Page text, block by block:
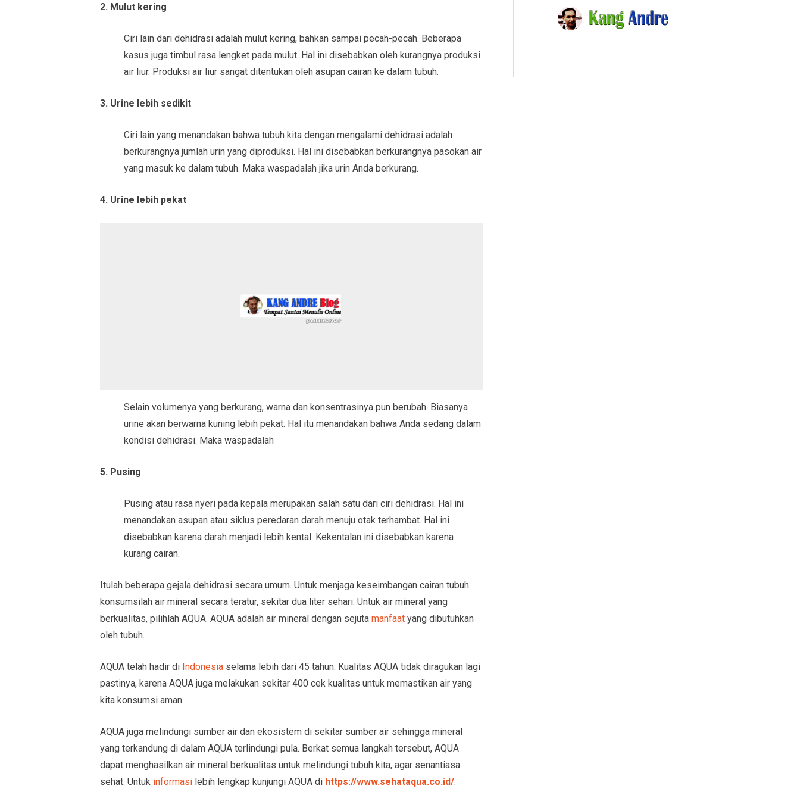
2. Mulut kering
Ciri lain dari dehidrasi adalah mulut kering, bahkan sampai pecah-pecah. Beberapa
kasus juga timbul rasa lengket pada mulut. Hal ini disebabkan oleh kurangnya produksi
air liur. Produksi air liur sangat ditentukan oleh asupan cairan ke dalam tubuh.
3. Urine lebih sedikit
Ciri lain yang menandakan bahwa tubuh kita dengan mengalami dehidrasi adalah
berkurangnya jumlah urin yang diproduksi. Hal ini disebabkan berkurangnya pasokan air
yang masuk ke dalam tubuh. Maka waspadalah jika urin Anda berkurang.
4. Urine lebih pekat
Selain volumenya yang berkurang, warna dan konsentrasinya pun berubah. Biasanya
urine akan berwarna kuning lebih pekat. Hal itu menandakan bahwa Anda sedang dalam
kondisi dehidrasi. Maka waspadalah
5. Pusing
Pusing atau rasa nyeri pada kepala merupakan salah satu dari ciri dehidrasi. Hal ini
menandakan asupan atau siklus peredaran darah menuju otak terhambat. Hal ini
disebabkan karena darah menjadi lebih kental. Kekentalan ini disebabkan karena
kurang cairan.
Itulah beberapa gejala dehidrasi secara umum. Untuk menjaga keseimbangan cairan tubuh
konsumsilah air mineral secara teratur, sekitar dua liter sehari. Untuk air mineral yang
berkualitas, pilihlah AQUA. AQUA adalah air mineral dengan sejuta manfaat yang dibutuhkan
oleh tubuh.
AQUA telah hadir di Indonesia selama lebih dari 45 tahun. Kualitas AQUA tidak diragukan lagi
pastinya, karena AQUA juga melakukan sekitar 400 cek kualitas untuk memastikan air yang
kita konsumsi aman.
AQUA juga melindungi sumber air dan ekosistem di sekitar sumber air sehingga mineral
yang terkandung di dalam AQUA terlindungi pula. Berkat semua langkah tersebut, AQUA
dapat menghasilkan air mineral berkualitas untuk melindungi tubuh kita, agar senantiasa
sehat. Untuk informasi lebih lengkap kunjungi AQUA di https://www.sehataqua.co.id/.